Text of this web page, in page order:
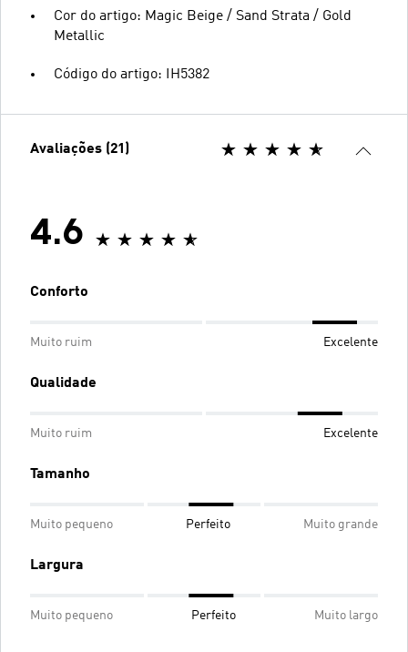
Cor do artigo: Magic Beige / Sand Strata / Gold
Metallic
Código do artigo: IH5382
Avaliações (21)
4.6
Conforto
Muito ruim Excelente
Qualidade
Muito ruim Excelente
Tamanho
Muito pequeno Perfeito Muito grande
Largura
Muito pequeno Perfeito Muito largo